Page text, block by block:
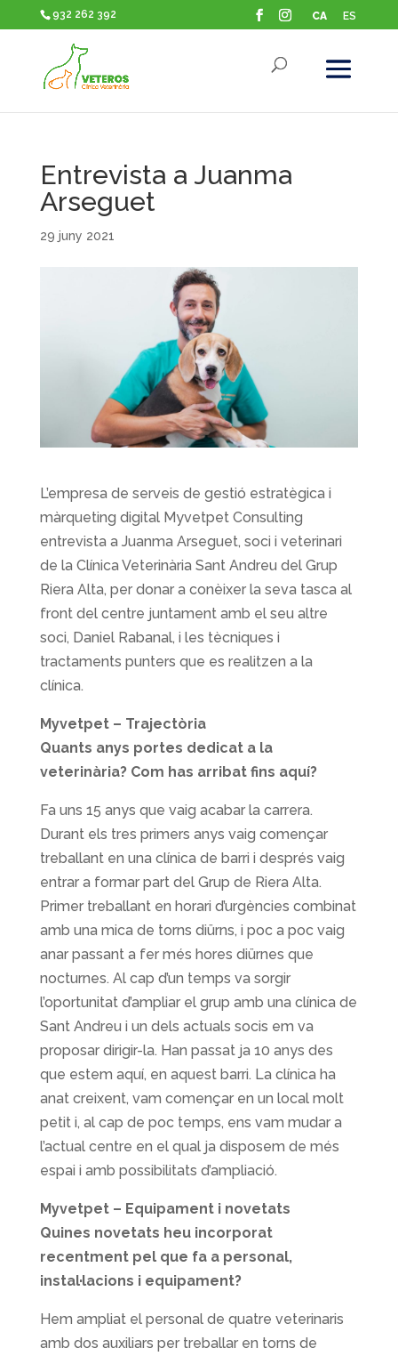
932 262 392 CA ES
Entrevista a Juanma
Arseguet
29 juny 2021
L’empresa de serveis de gestió estratègica i
màrqueting digital Myvetpet Consulting
entrevista a Juanma Arseguet, soci i veterinari
de la Clínica Veterinària Sant Andreu del Grup
Riera Alta, per donar a conèixer la seva tasca al
front del centre juntament amb el seu altre
soci, Daniel Rabanal, i les tècniques i
tractaments punters que es realitzen a la
clínica.
Myvetpet – Trajectòria
Quants anys portes dedicat a la
veterinària? Com has arribat fins aquí?
Fa uns 15 anys que vaig acabar la carrera.
Durant els tres primers anys vaig començar
treballant en una clínica de barri i després vaig
entrar a formar part del Grup de Riera Alta.
Primer treballant en horari d’urgències combinat
amb una mica de torns diürns, i poc a poc vaig
anar passant a fer més hores diürnes que
nocturnes. Al cap d’un temps va sorgir
l’oportunitat d’ampliar el grup amb una clínica de
Sant Andreu i un dels actuals socis em va
proposar dirigir-la. Han passat ja 10 anys des
que estem aquí, en aquest barri. La clínica ha
anat creixent, vam començar en un local molt
petit i, al cap de poc temps, ens vam mudar a
l’actual centre en el qual ja disposem de més
espai i amb possibilitats d’ampliació.
Myvetpet – Equipament i novetats
Quines novetats heu incorporat
recentment pel que fa a personal,
instal·lacions i equipament?
Hem ampliat el personal de quatre veterinaris
amb dos auxiliars per treballar en torns de